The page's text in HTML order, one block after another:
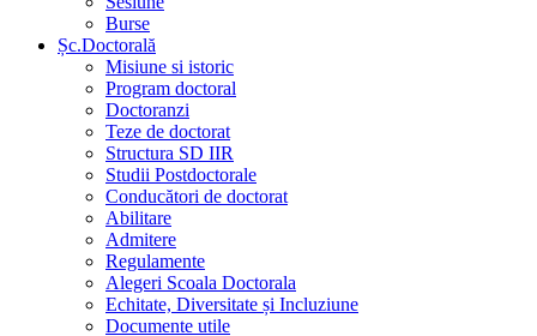
Burse
Șc.Doctorală
Misiune si istoric
Program doctoral
Doctoranzi
Teze de doctorat
Structura SD IIR
Studii Postdoctorale
Conducători de doctorat
Abilitare
Admitere
Regulamente
Alegeri Scoala Doctorala
Echitate, Diversitate și Incluziune
Documente utile